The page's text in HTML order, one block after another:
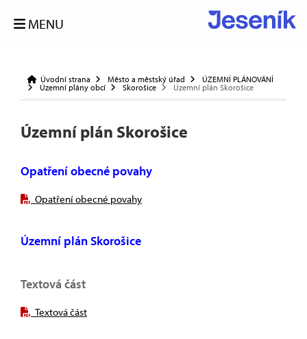
MENU
Úvodní strana Město a městský úřad
ÚZEMNÍ PLÁNOVÁNÍ
Územní plány obcí
Skorošice Územní plán Skorošice
Územní plán Skorošice
Opatření obecné povahy
Opatření obecné povahy
Územní plán Skorošice
Textová část
Textová část